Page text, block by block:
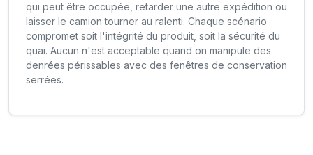
qui peut être occupée, retarder une autre expédition ou
laisser le camion tourner au ralenti. Chaque scénario
compromet soit l'intégrité du produit, soit la sécurité du
quai. Aucun n'est acceptable quand on manipule des
denrées périssables avec des fenêtres de conservation
serrées.